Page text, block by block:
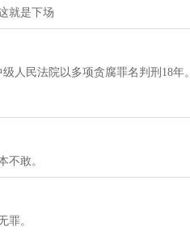
就是下场
人民法院以多项贪腐罪名判刑18年
不敢。
罪。